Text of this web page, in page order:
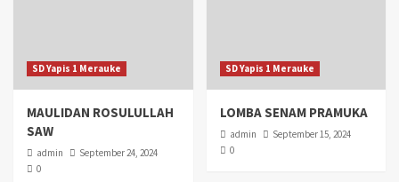
SD Yapis 1 Merauke
MAULIDAN ROSULULLAH
SAW
admin
September 24, 2024
0
SD Yapis 1 Merauke
LOMBA SENAM PRAMUKA
admin
September 15, 2024
0